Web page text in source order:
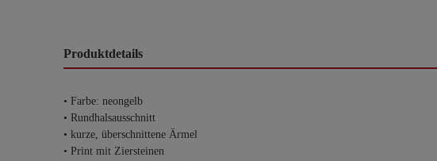
Produktdetails
• Farbe: neongelb
• Rundhalsausschnitt
• kurze, überschnittene Ärmel
• Print mit Ziersteinen